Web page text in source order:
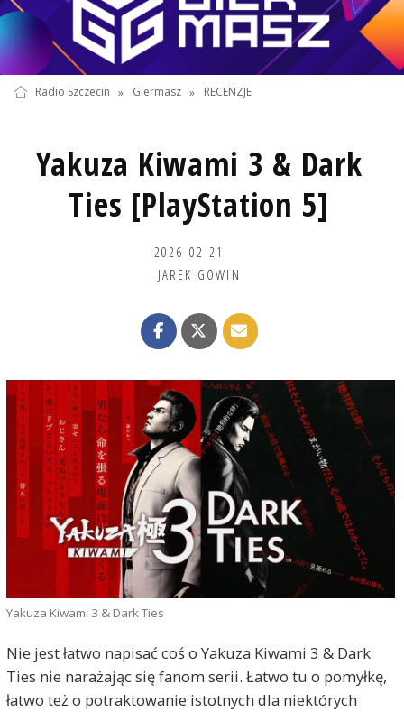
Radio Szczecin » Giermasz » RECENZJE
Yakuza Kiwami 3 & Dark
Ties [PlayStation 5]
2026-02-21
JAREK GOWIN
Yakuza Kiwami 3 & Dark Ties
Nie jest łatwo napisać coś o Yakuza Kiwami 3 & Dark
Ties nie narażając się fanom serii. Łatwo tu o pomyłkę,
łatwo też o potraktowanie istotnych dla niektórych